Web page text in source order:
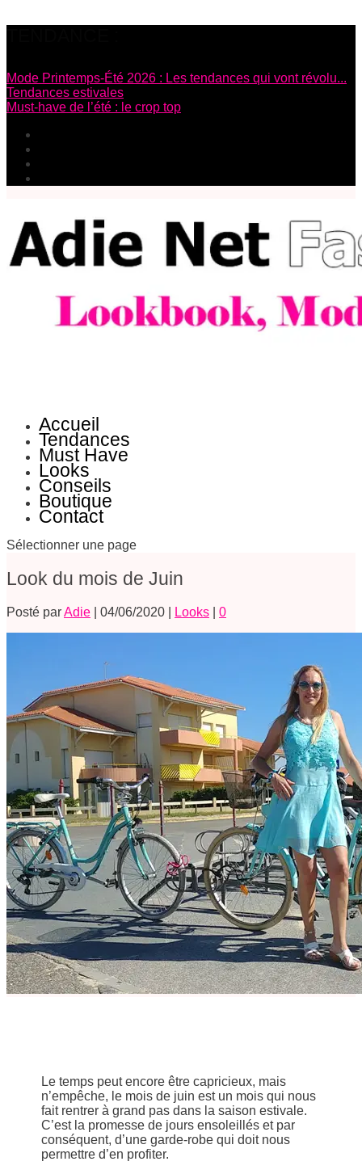
Mode Printemps-Été 2026 : Les tendances qui vont révolu...
Tendances estivales
Must-have de l’été : le crop top
Accueil
Tendances
Must Have
Looks
Conseils
Boutique
Contact
Sélectionner une page
Look du mois de Juin
Posté parAdie 04/06/2020 Looks 0
Le temps peut encore être capricieux, mais
n’empêche, le mois de juin est un mois qui nous
fait rentrer à grand pas dans la saison estivale.
C’est la promesse de jours ensoleillés et par
conséquent, d’une garde-robe qui doit nous
permettre d’en profiter.